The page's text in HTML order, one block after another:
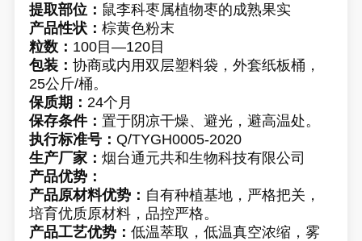
提取部位： 鼠李科枣属植物枣的成熟果实
产品性状： 棕黄色粉末
粒数： 100目—120目
包装： 协商或内用双层塑料袋，外套纸板桶，
25公斤/桶。
保质期： 24个月
保存条件： 置于阴凉干燥、避光，避高温处。
执行标准号： Q/TYGH0005-2020
生产厂家： 烟台通元共和生物科技有限公司
产品优势：
产品原材料优势： 自有种植基地，严格把关，
培育优质原材料，品控严格。
产品工艺优势： 低温萃取，低温真空浓缩，雾